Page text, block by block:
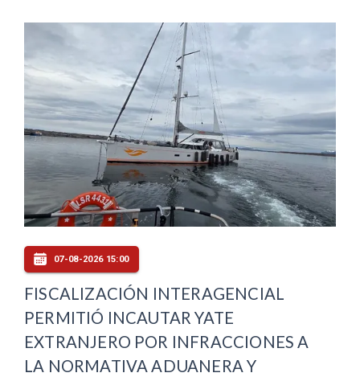
07-08-2026 15:00
FISCALIZACIÓN INTERAGENCIAL
PERMITIÓ INCAUTAR YATE
EXTRANJERO POR INFRACCIONES A
LA NORMATIVA ADUANERA Y